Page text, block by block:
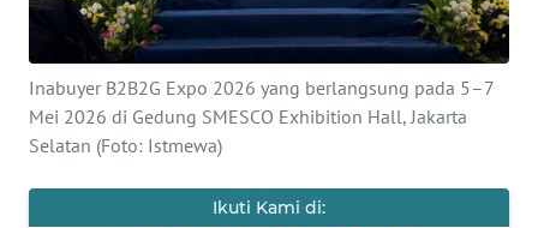
Inabuyer B2B2G Expo 2026 yang berlangsung pada 5–7
Mei 2026 di Gedung SMESCO Exhibition Hall, Jakarta
Selatan (Foto: Istmewa)
Ikuti Kami di:
KONTAK
INFO
IKLAN